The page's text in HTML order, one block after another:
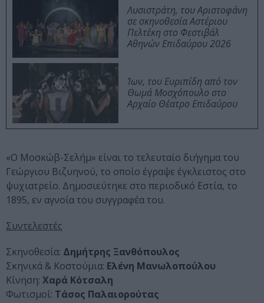
Λυσιστράτη, του Αριστοφάνη
σε σκηνοθεσία Αστέριου
Πελτέκη στο Φεστιβάλ
Αθηνών Επιδαύρου 2026
Ίων, του Ευριπίδη από τον
Θωμά Μοσχόπουλο στο
Αρχαίο Θέατρο Επιδαύρου
«Ο Μοσκώβ-Σελήμ» είναι το τελευταίο διήγημα του
Γεώργιου Βιζυηνού, το οποίο έγραψε έγκλειστος στο
ψυχιατρείο. Δημοσιεύτηκε στο περιοδικό Εστία, το
1895, εν αγνοία του συγγραφέα του.
Συντελεστές
Σκηνοθεσία: Δημήτρης Ξανθόπουλος
Σκηνικά & Κοστούμια: Ελένη Μανωλοπούλου
Κίνηση: Χαρά Κότσαλη
Φωτισμοί: Τάσος Παλαιορούτας